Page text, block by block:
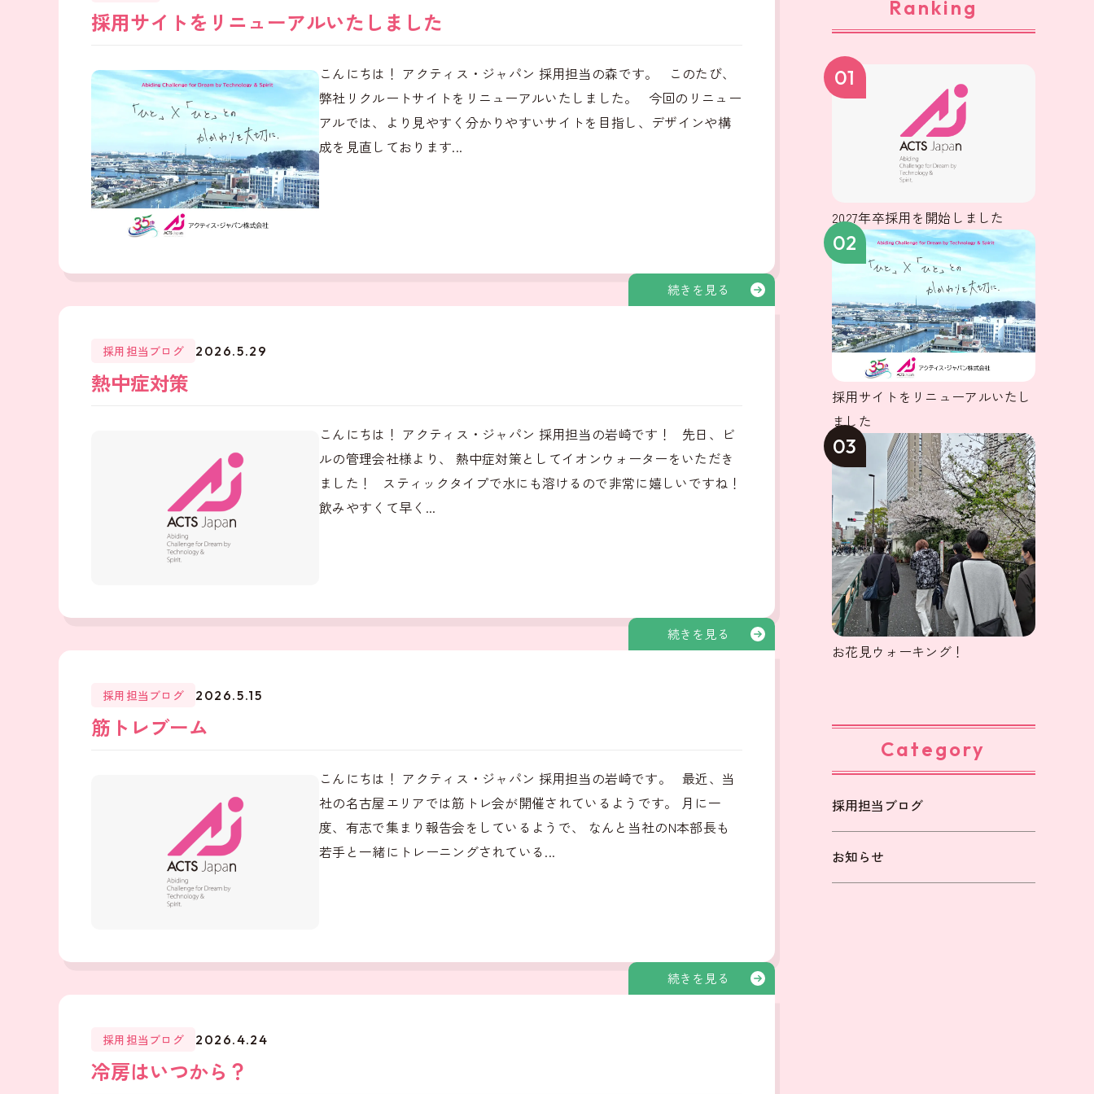
採用サイトをリニューアルいたしました
こんにちは！ アクティス・ジャパン 採用担当の森です。 このたび、
弊社リクルートサイトをリニューアルいたしました。 今回のリニュー
アルでは、より見やすく分かりやすいサイトを目指し、デザインや構
成を見直しております...
続きを見る
採用担当ブログ 2026.5.29
熱中症対策
こんにちは！ アクティス・ジャパン 採用担当の岩崎です！ 先日、ビ
ルの管理会社様より、 熱中症対策としてイオンウォーターをいただき
ました！ スティックタイプで水にも溶けるので非常に嬉しいですね！
飲みやすくて早く...
続きを見る
採用担当ブログ 2026.5.15
筋トレブーム
こんにちは！ アクティス・ジャパン 採用担当の岩崎です。 最近、当
社の名古屋エリアでは筋トレ会が開催されているようです。 月に一
度、有志で集まり報告会をしているようで、 なんと当社のN本部長も
若手と一緒にトレーニングされている...
続きを見る
採用担当ブログ 2026.4.24
冷房はいつから？
Ranking
01
2027年卒採用を開始しました
02
採用サイトをリニューアルいたし
ました
03
お花見ウォーキング！
Category
採用担当ブログ
お知らせ